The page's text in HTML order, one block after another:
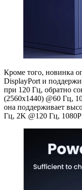
Кроме того, новинка
DisplayPort и
при 120 Гц, обратно
(2560x1440) @60 Гц,
она поддерживает
Гц, 2K @120 Гц,